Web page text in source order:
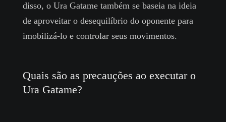
disso, o Ura Gatame também se baseia na ideia
de aproveitar o desequilíbrio do oponente para
imobilizá-lo e controlar seus movimentos.
Quais são as precauções ao executar o
Ura Gatame?